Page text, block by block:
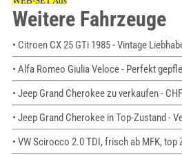
Weitere Fahrzeuge
• Citroen CX 25 GTi 1985 - Vintage
• Alfa Romeo Giulia Veloce - Perfekt
• Jeep Grand Cherokee zu verkaufen -
• Jeep Grand Cherokee in Top-Zustand -
• VW Scirocco 2.0 TDI, frisch ab MFK, top